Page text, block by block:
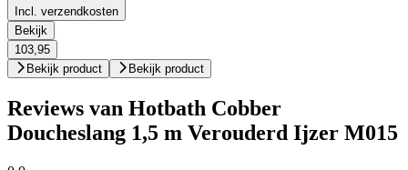
Incl. verzendkosten
Bekijk
103,95
Bekijk product
Bekijk product
Reviews van Hotbath Cobber
Doucheslang 1,5 m Verouderd Ijzer M015